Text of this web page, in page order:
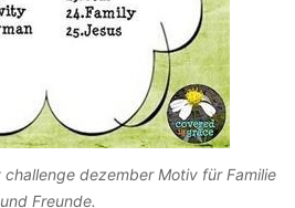
dezember Motiv für Familie
und Freunde.